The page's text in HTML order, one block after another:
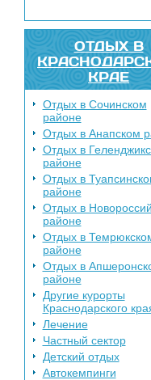
ОТДЫХ В
КРАЕ
Отдых в Сочинском
районе
Отдых в Анапском
Отдых в
районе
Отдых в
районе
Отдых в
районе
Отдых в
районе
Отдых в
районе
Другие курорты
Краснодарского
Лечение
Частный сектор
Детский отдых
Автокемпинги